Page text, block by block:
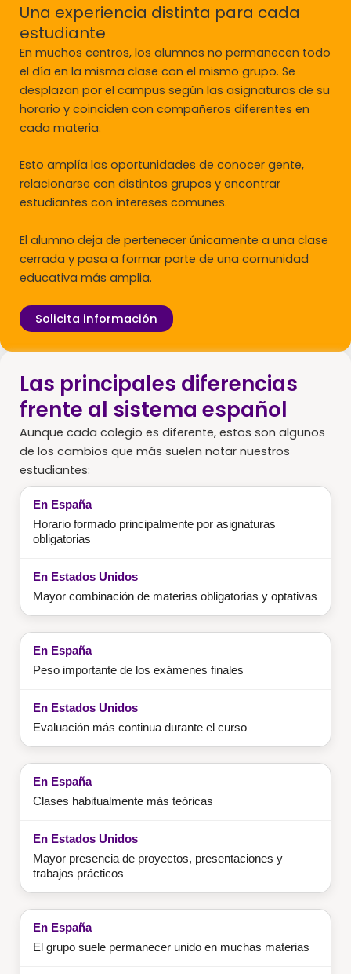
Una experiencia distinta para cada
estudiante
En muchos centros, los alumnos no permanecen todo
el día en la misma clase con el mismo grupo. Se
desplazan por el campus según las asignaturas de su
horario y coinciden con compañeros diferentes en
cada materia.
Esto amplía las oportunidades de conocer gente,
relacionarse con distintos grupos y encontrar
estudiantes con intereses comunes.
El alumno deja de pertenecer únicamente a una clase
cerrada y pasa a formar parte de una comunidad
educativa más amplia.
Solicita información
Las principales diferencias
frente al sistema español
Aunque cada colegio es diferente, estos son algunos
de los cambios que más suelen notar nuestros
estudiantes:
Horario formado principalmente por asignaturas
obligatorias
Mayor combinación de materias obligatorias y optativas
Peso importante de los exámenes finales
Evaluación más continua durante el curso
Clases habitualmente más teóricas
Mayor presencia de proyectos, presentaciones y
trabajos prácticos
El grupo suele permanecer unido en muchas materias